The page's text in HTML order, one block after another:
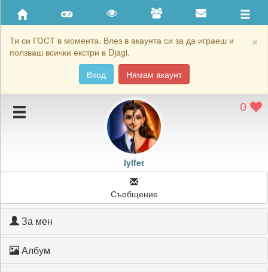
×
Ти си ГОСТ в момента. Влез в акаунта си за да играеш и
ползваш всички екстри в Djagi.
Вход
Нямам акаунт
Приятели
Хронология на игри
Подаръците на Iylfet 0
Iylfet
Съобщение
За мен
Албум